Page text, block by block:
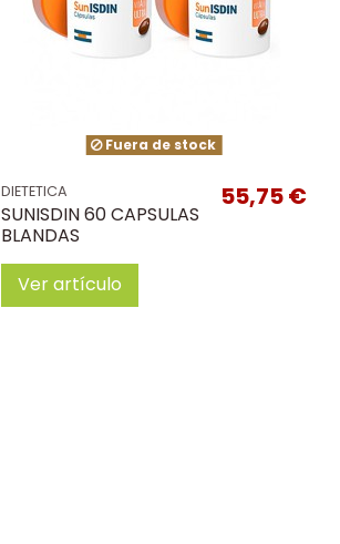
Fuera de stock
DIETETICA
SUNISDIN 60 CAPSULAS
BLANDAS
55,75 €
Ver artículo